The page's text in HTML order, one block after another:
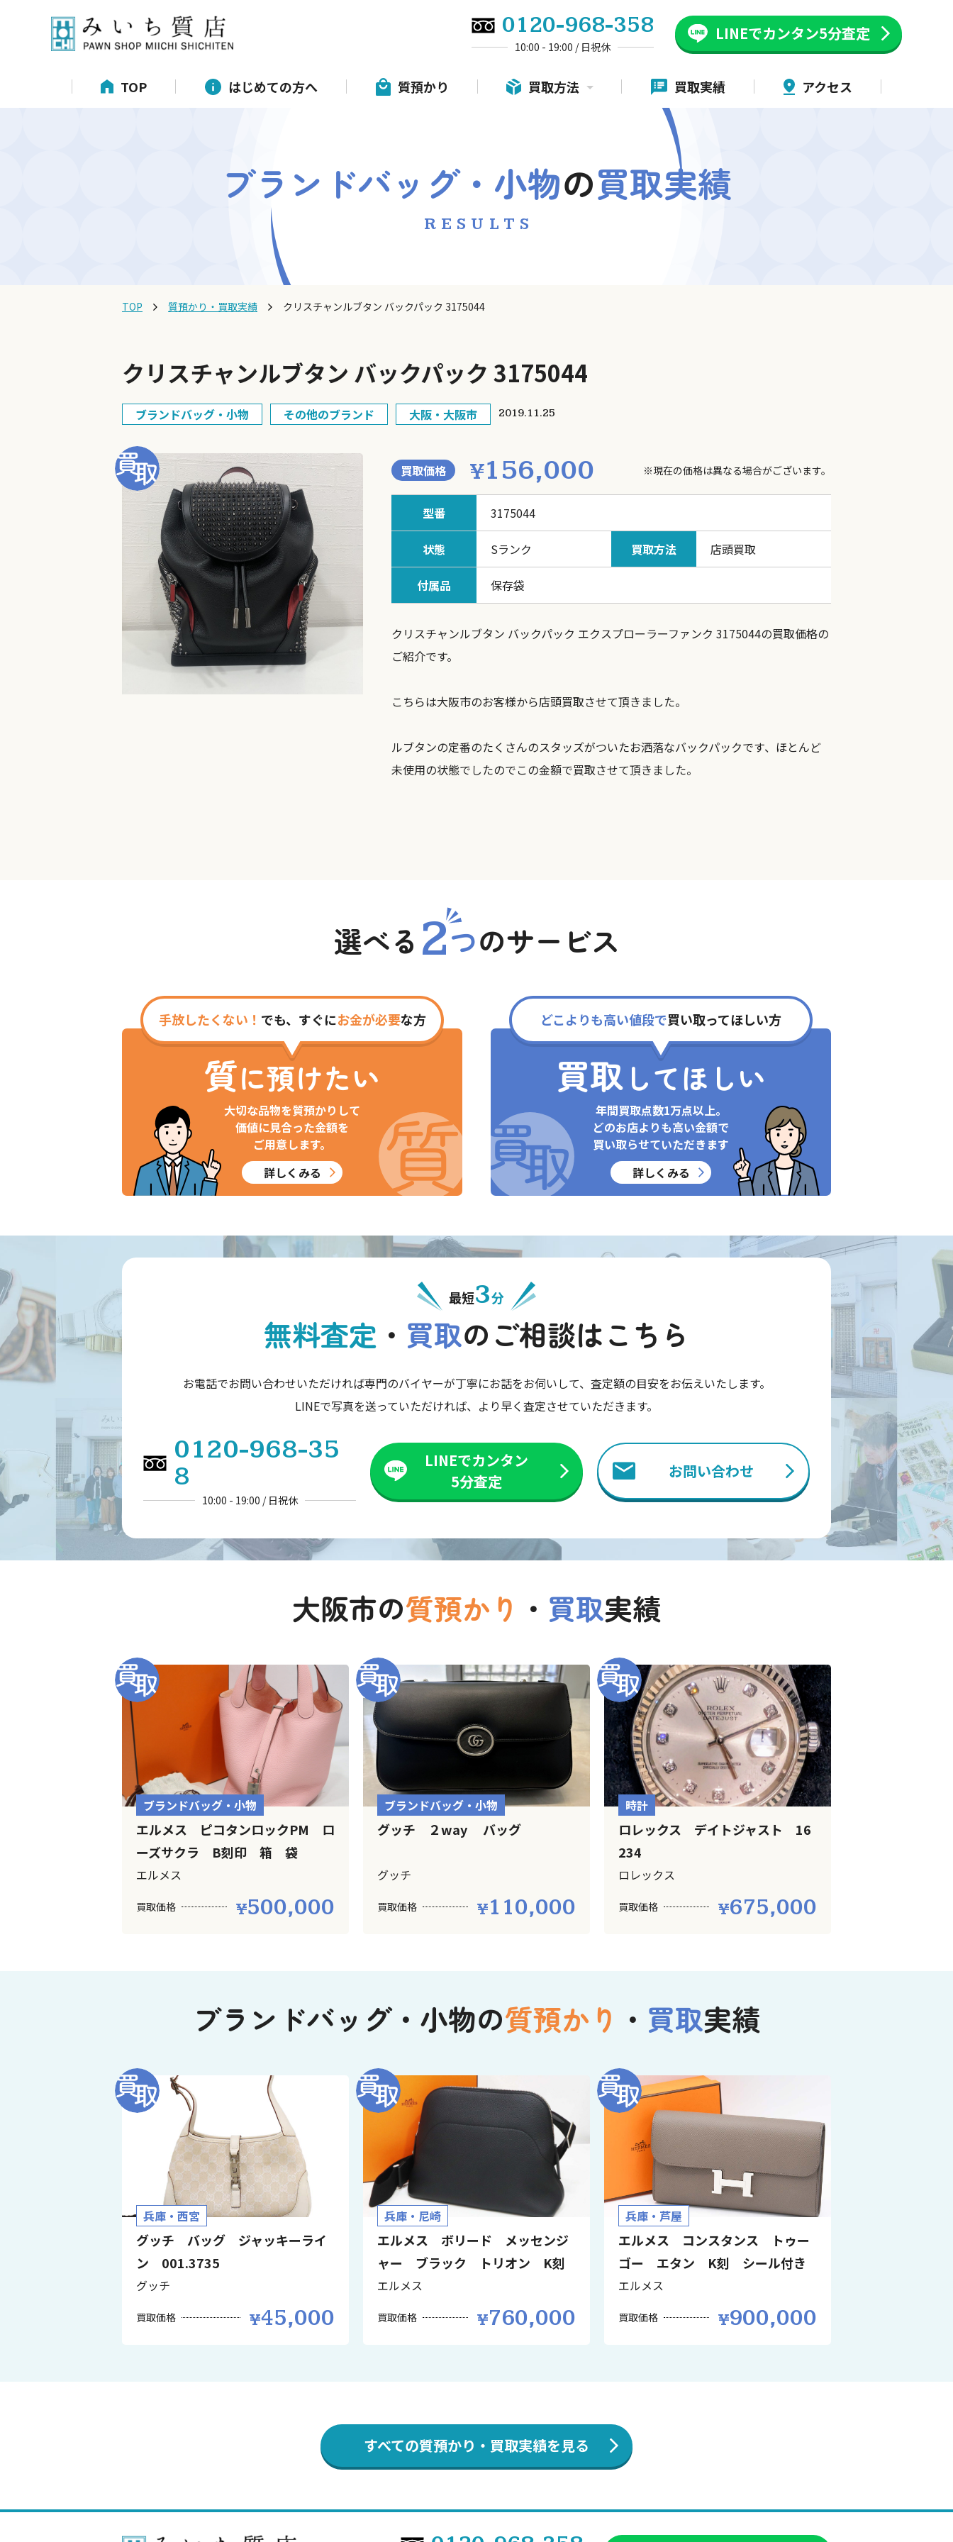
0120-968-358
10:00 - 19:00 / 日祝休
LINEでカンタン5分査定
TOP はじめての方へ 質預かり 買取方法 買取実績 アクセス
ブランドバッグ・小物の買取実績
RESULTS
TOP 質預かり・買取実績 クリスチャンルブタン バックパック 3175044
クリスチャンルブタン バックパック 3175044
ブランドバッグ・小物 その他のブランド 大阪・大阪市 2019.11.25
買取価格 ¥156,000 ※現在の価格は異なる場合がございます。
型番 3175044
状態 Sランク 買取方法 店頭買取
付属品 保存袋
クリスチャンルブタン バックパック エクスプローラーファンク 3175044の買取価格の
ご紹介です。
こちらは大阪市のお客様から店頭買取させて頂きました。
ルブタンの定番のたくさんのスタッズがついたお洒落なバックパックです、ほとんど
未使用の状態でしたのでこの金額で買取させて頂きました。
選べる 2つのサービス
手放したくない！ でも、すぐにお金が必要な方
質に預けたい
大切な品物を質預かりして
価値に見合った金額を
ご用意します。
詳しくみる
どこよりも高い値段で買い取ってほしい方
買取 してほしい
年間買取点数1万点以上。
どのお店よりも高い金額で
買い取らせていただきます
詳しくみる
最短3分
無料査定 ・ 買取のご相談はこちら
お電話でお問い合わせいただければ専門のバイヤーが丁寧にお話をお伺いして、査定額の目安をお伝えいたします。
LINEで写真を送っていただければ、より早く査定させていただきます。
0120-968-35
8
10:00 - 19:00 / 日祝休
LINEでカンタン
5分査定
お問い合わせ
大阪市の質預かり ・ 買取実績
ブランドバッグ・小物
エルメス ピコタンロックPM ロ
ーズサクラ B刻印 箱 袋
エルメス
買取価格 500,000
ブランドバッグ・小物
グッチ ２way バッグ
グッチ
買取価格 110,000
時計
ロレックス デイトジャスト 16
234
ロレックス
買取価格 675,000
ブランドバッグ・小物の質預かり ・ 買取実績
兵庫・西宮
グッチ バッグ ジャッキーライ
ン 001.3735
グッチ
買取価格 45,000
兵庫・尼崎
エルメス ボリード メッセンジ
ャー ブラック トリオン K刻
エルメス
買取価格 760,000
兵庫・芦屋
エルメス コンスタンス トゥー
ゴー エタン K刻 シール付き
エルメス
買取価格 900,000
すべての質預かり・買取実績を見る